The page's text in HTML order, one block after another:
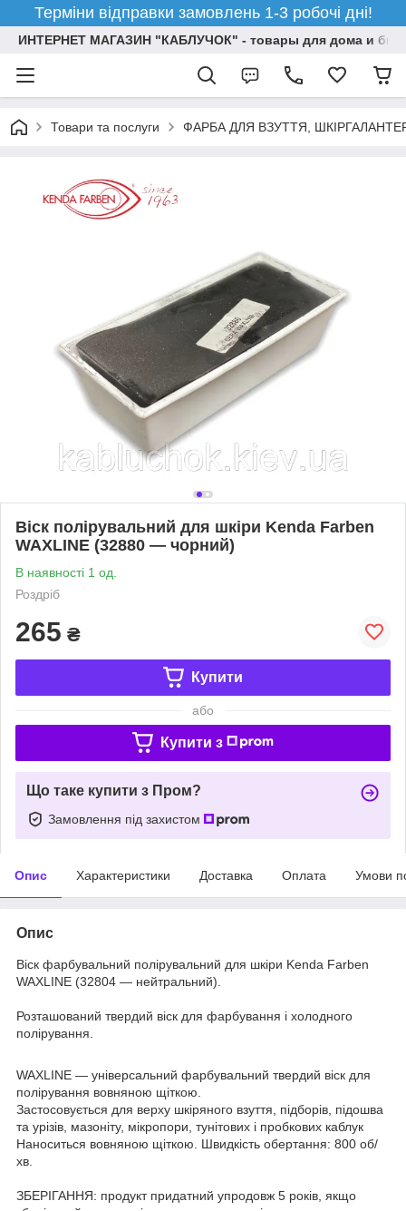
Терміни відправки замовлень 1-3 робочі дні!
ИНТЕРНЕТ МАГАЗИН "КАБЛУЧОК" - товары для дома и
Товари та послуги ФАРБА ДЛЯ ВЗУТТЯ,
Віск полірувальний для шкіри Kenda Farben
WAXLINE (32880 — чорний)
В наявності 1 од.
Роздріб
265 ₴
Купити
або
Купити з
Що таке купити з Пром?
Замовлення під захистом
Опис Характеристики Доставка Оплата Умови
Опис
Віск фарбувальний полірувальний для шкіри Kenda Farben
WAXLINE (32804 — нейтральний).
Розташований твердий віск для фарбування і холодного
полірування.
WAXLINE — універсальний фарбувальний твердий віск для
полірування вовняною щіткою.
Застосовується для верху шкіряного взуття, підборів, підошва
та урізів, мазоніту, мікропори, тунітових і пробкових каблук
Наноситься вовняною щіткою. Швидкість обертання: 800 об/
хв.
ЗБЕРІГАННЯ: продукт придатний упродовж 5 років, якщо